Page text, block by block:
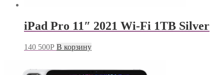
iPad Pro 11″ 2021 Wi-Fi 1TB Silver
140 500Р В корзину